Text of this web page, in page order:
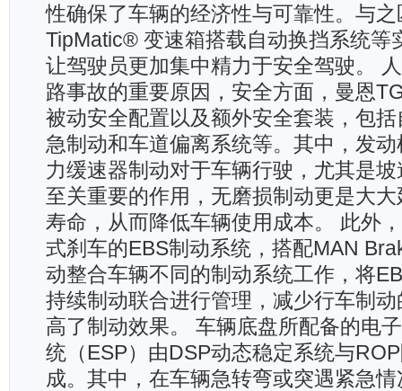
性确保了车辆的经济性与可靠性。与
TipMatic® 变速箱搭载自动换挡系统等
让驾驶员更加集中精力于安全驾驶。
路事故的重要原因，安全方面，曼恩
被动安全配置以及额外安全套装，包
急制动和车道偏离系统等。其中，发
力缓速器制动对于车辆行驶，尤其是
至关重要的作用，无磨损制动更是大
寿命，从而降低车辆使用成本。 此外
式刹车的EBS制动系统，搭配MAN
动整合车辆不同的制动系统工作，将
持续制动联合进行管理，减少行车制
高了制动效果。 车辆底盘所配备的电
统（ESP）由DSP动态稳定系统与
成。其中，在车辆急转弯或突遇紧急